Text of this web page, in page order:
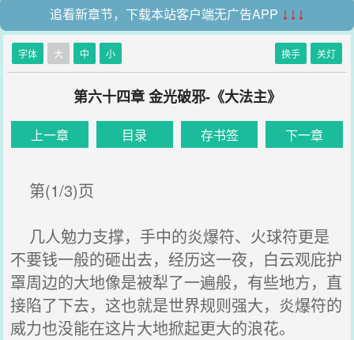
追看新章节，下载本站客户端无广告APP ↓↓↓
字体 大 中 小 换手 关灯
第六十四章 金光破邪-《大法主》
上一章 目录 存书签 下一章
第(1/3)页
几人勉力支撑，手中的炎爆符、火球符更是
不要钱一般的砸出去，经历这一夜，白云观庇护
罩周边的大地像是被犁了一遍般，有些地方，直
接陷了下去，这也就是世界规则强大，炎爆符的
威力也没能在这片大地掀起更大的浪花。